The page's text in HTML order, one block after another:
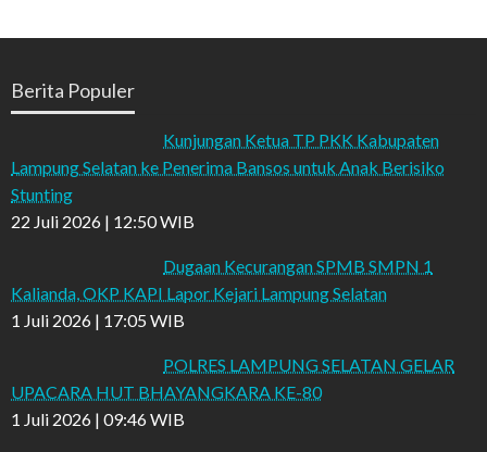
Berita Populer
Kunjungan Ketua TP PKK Kabupaten
Lampung Selatan ke Penerima Bansos untuk Anak Berisiko
Stunting
22 Juli 2026 | 12:50 WIB
Dugaan Kecurangan SPMB SMPN 1
Kalianda, OKP KAPI Lapor Kejari Lampung Selatan
1 Juli 2026 | 17:05 WIB
POLRES LAMPUNG SELATAN GELAR
UPACARA HUT BHAYANGKARA KE-80
1 Juli 2026 | 09:46 WIB